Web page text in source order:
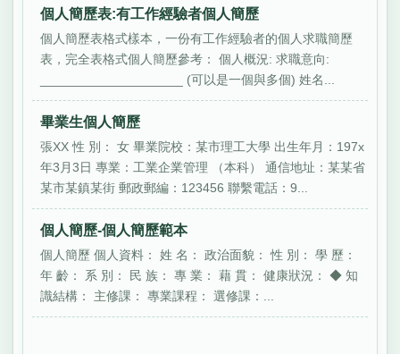
個人簡歷表:有工作經驗者個人簡歷
個人簡歷表格式樣本，一份有工作經驗者的個人求職簡歷
表，完全表格式個人簡歷參考： 個人概況: 求職意向:
____________________ (可以是一個與多個) 姓名...
畢業生個人簡歷
張XX 性 別： 女 畢業院校：某市理工大學 出生年月：197x
年3月3日 專業：工業企業管理 （本科） 通信地址：某某省
某市某鎮某街 郵政郵編：123456 聯繫電話：9...
個人簡歷-個人簡歷範本
個人簡歷 個人資料： 姓 名： 政治面貌： 性 別： 學 歷：
年 齡： 系 別： 民 族： 專 業： 藉 貫： 健康狀況： ◆ 知
識結構： 主修課： 專業課程： 選修課：...